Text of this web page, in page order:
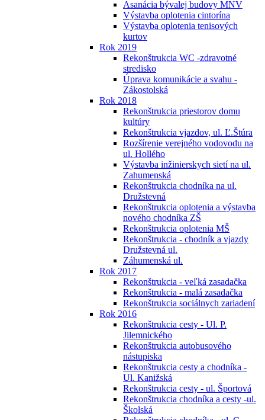
Asanácia bývalej budovy MNV
Výstavba oplotenia cintorína
Výstavba oplotenia tenisových
kurtov
Rok 2019
Rekonštrukcia WC -zdravotné
stredisko
Úprava komunikácie a svahu -
Zákostolská
Rok 2018
Rekonštrukcia priestorov domu
kultúry
Rekonštrukcia vjazdov, ul. Ľ.Štúra
Rozšírenie verejného vodovodu na
ul. Hollého
Výstavba inžinierskych sietí na ul.
Zahumenská
Rekonštrukcia chodníka na ul.
Družstevná
Rekonštrukcia oplotenia a výstavba
nového chodníka ZŠ
Rekonštrukcia oplotenia MŠ
Rekonštrukcia - chodník a vjazdy
Družstevná ul.
Záhumenská ul.
Rok 2017
Rekonštrukcia - veľká zasadačka
Rekonštrukcia - malá zasadačka
Rekonštrukcia sociálnych zariadení
Rok 2016
Rekonštrukcia cesty - Ul. P.
Jilemnického
Rekonštrukcia autobusového
nástupiska
Rekonštrukcia cesty a chodníka -
Ul. Kanižská
Rekonštrukcia cesty - ul. Športová
Rekonštrukcia chodníka a cesty -ul.
Školská